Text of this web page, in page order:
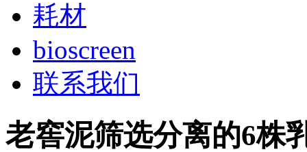
耗材
bioscreen
联系我们
老窖泥筛选分离的6株